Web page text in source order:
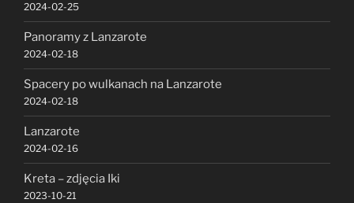
2024-02-25
Panoramy z Lanzarote
2024-02-18
Spacery po wulkanach na Lanzarote
2024-02-18
Lanzarote
2024-02-16
Kreta – zdjęcia Iki
2023-10-21